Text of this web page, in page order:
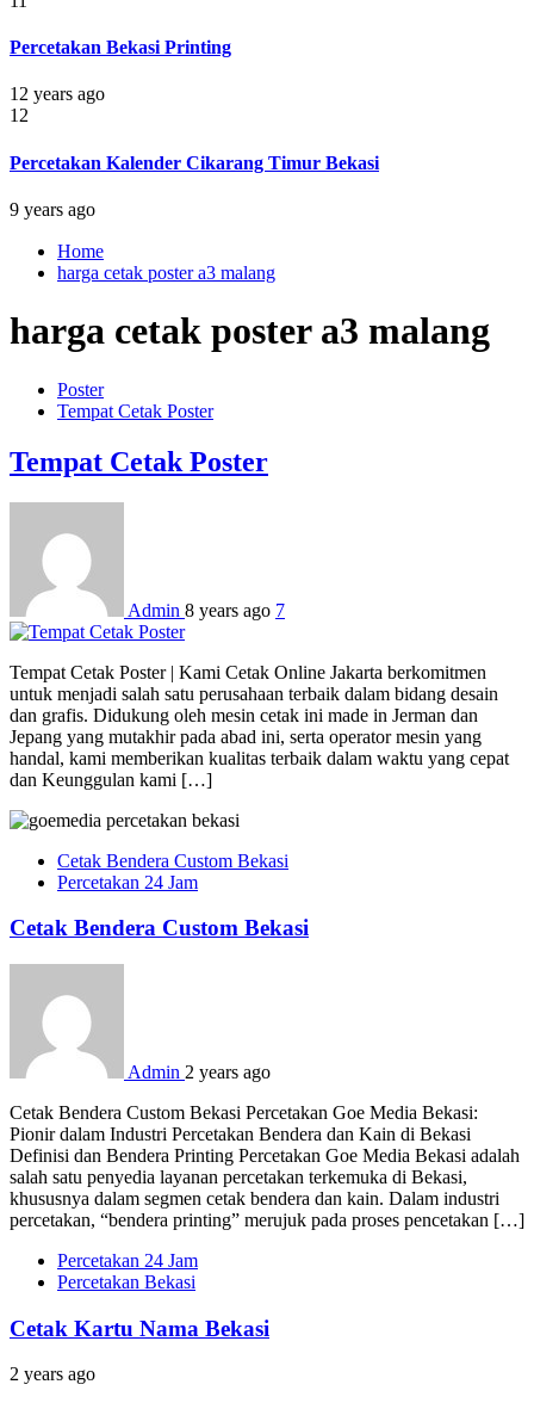
Percetakan Bekasi Printing
12 years ago
12
Percetakan Kalender Cikarang Timur Bekasi
9 years ago
Home
harga cetak poster a3 malang
harga cetak poster a3 malang
Poster
Tempat Cetak Poster
Tempat Cetak Poster
Admin 8 years ago 7
Tempat Cetak Poster | Kami Cetak Online Jakarta berkomitmen
untuk menjadi salah satu perusahaan terbaik dalam bidang desain
dan grafis. Didukung oleh mesin cetak ini made in Jerman dan
Jepang yang mutakhir pada abad ini, serta operator mesin yang
handal, kami memberikan kualitas terbaik dalam waktu yang cepat
dan Keunggulan kami […]
Cetak Bendera Custom Bekasi
Percetakan 24 Jam
Cetak Bendera Custom Bekasi
Admin 2 years ago
Cetak Bendera Custom Bekasi Percetakan Goe Media Bekasi:
Pionir dalam Industri Percetakan Bendera dan Kain di Bekasi
Definisi dan Bendera Printing Percetakan Goe Media Bekasi adalah
salah satu penyedia layanan percetakan terkemuka di Bekasi,
khususnya dalam segmen cetak bendera dan kain. Dalam industri
percetakan, “bendera printing” merujuk pada proses pencetakan […]
Percetakan 24 Jam
Percetakan Bekasi
Cetak Kartu Nama Bekasi
2 years ago